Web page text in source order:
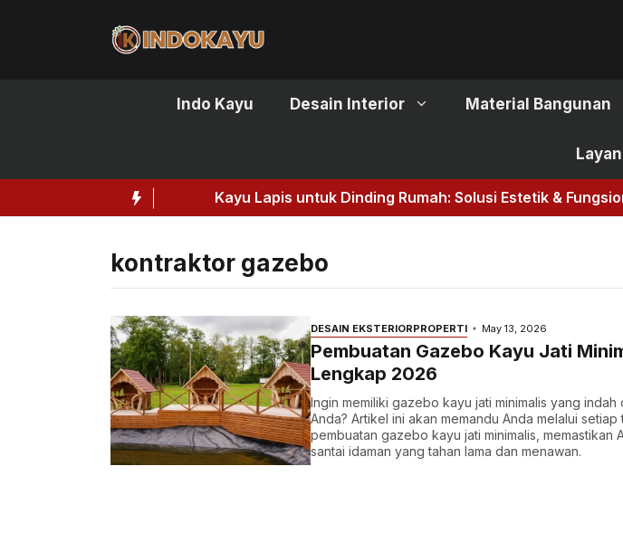
Indo Kayu Desain Interior Material Bangunan
Kayu Lapis untuk Dinding Rumah: Solusi Estetik & Fungsional
kontraktor gazebo
DESAIN EKSTERIORPROPERTI May 13, 2026
Pembuatan Gazebo Kayu Jati
Lengkap 2026
Ingin memiliki gazebo kayu jati minimalis yang indah
Anda? Artikel ini akan memandu Anda melalui
pembuatan gazebo kayu jati minimalis, memastikan
santai idaman yang tahan lama dan menawan.